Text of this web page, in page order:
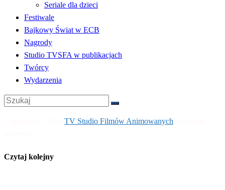
Seriale dla dzieci
Festiwale
Bajkowy Świat w ECB
Nagrody
Studio TVSFA w publikacjach
Twórcy
Wydarzenia
TV Studio Filmów Animowanych
Czytaj kolejny